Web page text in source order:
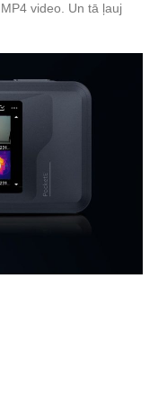
video. Un tā ļauj